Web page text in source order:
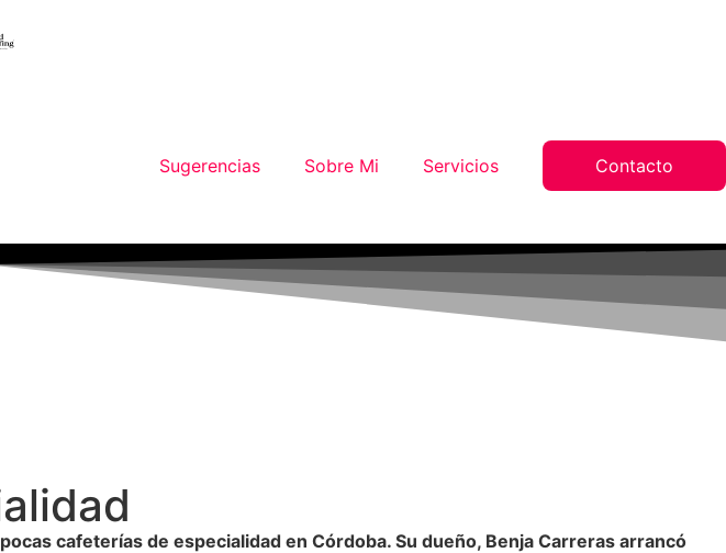
Sugerencias Sobre Mi Servicios Contacto
cafeterías de especialidad en Córdoba. Su dueño, Benja Carreras arrancó